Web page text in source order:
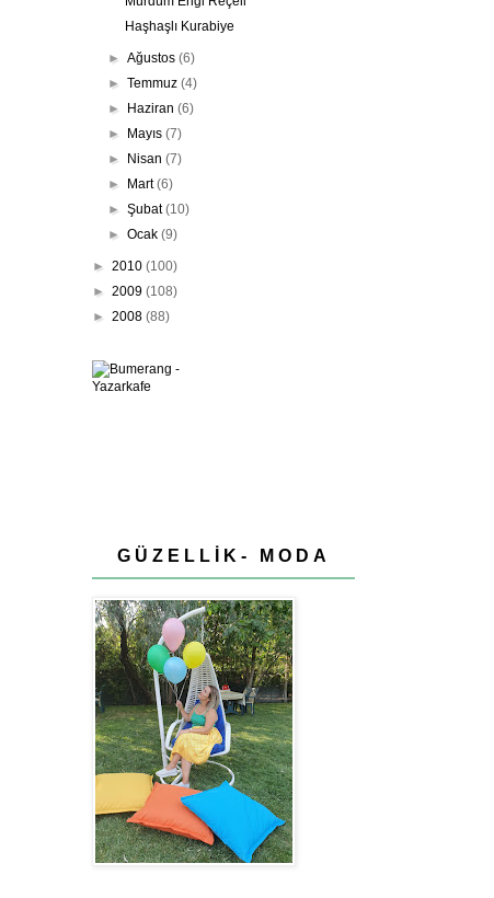
Haşhaşlı Kurabiye
►Ağustos(6)
►Temmuz(4)
► Haziran(6)
► Mayıs(7)
► Nisan(7)
► Mart(6)
►Şubat(10)
►Ocak(9)
► 2010 (100)
► 2009 (108)
► 2008 (88)
GÜZELLİK- MODA